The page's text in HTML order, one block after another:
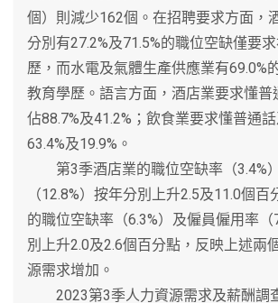
個）則減少162個。在招聘要求方面，
分別有27.2%及71.5%的職位空缺僅要
歷，而水電及氣體生產供應業有69.0%
教育學歷。語言方面，酒店業要求懂普
佔88.7%及41.2%；飲食業要求懂普通
63.4%及19.9%。
第3季酒店業的職位空缺率（3.4%
（12.8%）按年分別上升2.5及11.0個
的職位空缺率（6.3%）及僱員僱用率（
別上升2.0及2.6個百分點，反映上述兩
源需求增加。
2023第3季人力資源需求及薪酬調